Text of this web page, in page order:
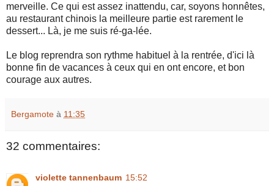
merveille. Ce qui est assez inattendu, car, soyons honnêtes,
au restaurant chinois la meilleure partie est rarement le
dessert... Là, je me suis ré-ga-lée.
Le blog reprendra son rythme habituel à la rentrée, d'ici là
bonne fin de vacances à ceux qui en ont encore, et bon
courage aux autres.
Bergamote à 11:35
32 commentaires:
violette tannenbaum 15:52